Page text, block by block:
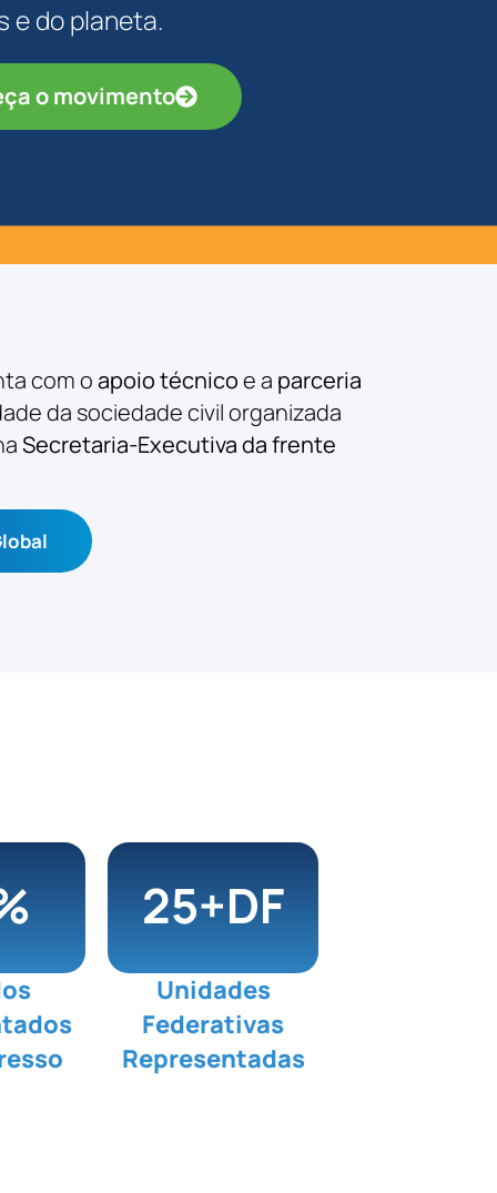
e do planeta.
o movimento
com oapoio técnicoe a parceria
da sociedade civil organizada
Secretaria-Executiva da frente
% 26+DF
Unidades
Federativas
Representadas